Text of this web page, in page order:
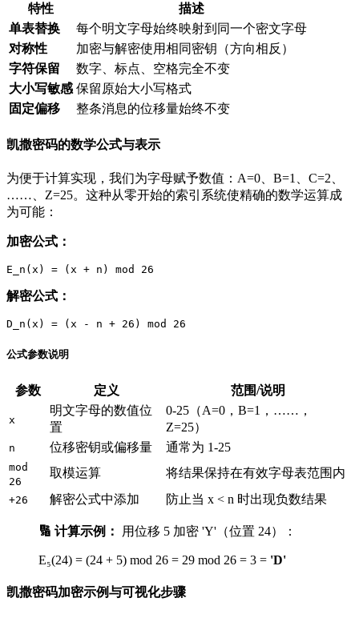
特性
描述
单表替换
每个明文字母始终映射到同一个密文字母
对称性
加密与解密使用相同密钥（方向相反）
字符保留
数字、标点、空格完全不变
大小写敏感 保留原始大小写格式
固定偏移
整条消息的位移量始终不变
凯撒密码的数学公式与表示
为便于计算实现，我们为字母赋予数值：A=0、B=1、C=2、
……、Z=25。这种从零开始的索引系统使精确的数学运算成
为可能：
加密公式：
解密公式：
公式参数说明
参数 定义 范围/说明
x
明文字母的数值位
置
0-25（A=0，B=1，……，
Z=25）
n 位移密钥或偏移量 通常为 1-25
mod
26
取模运算 将结果保持在有效字母表范围内
+26 解密公式中添加 防止当 x < n 时出现负数结果
🔢 计算示例： 用位移 5 加密 'Y'（位置 24）：
E₅(24) = (24 + 5) mod 26 = 29 mod 26 = 3 = 'D'
凯撒密码加密示例与可视化步骤